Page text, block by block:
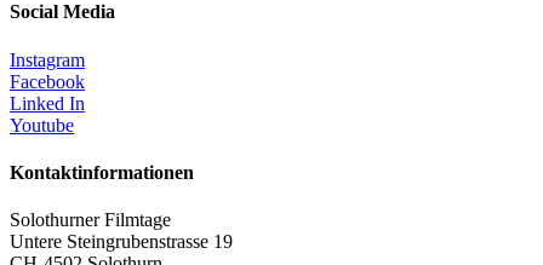
Social Media
Instagram
Facebook
Linked In
Youtube
Kontaktinformationen
Solothurner Filmtage
Untere Steingrubenstrasse 19